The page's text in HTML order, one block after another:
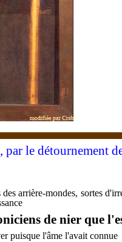
le détournement
arrière-mondes, sortes
de nier que
puisque l'âme l'avait connue